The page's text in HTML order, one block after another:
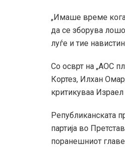
„Имаше време
да се зборува
луѓе и тие
Со осврт на „AOC
Кортез, Илхан
критикуваа
Републиканската
партија во
поранешниот